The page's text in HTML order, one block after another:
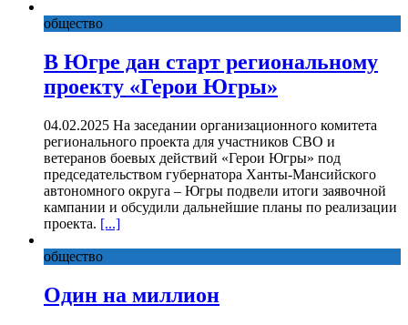
общество
В Югре дан старт региональному
проекту «Герои Югры»
04.02.2025 На заседании организационного комитета
регионального проекта для участников СВО и
ветеранов боевых действий «Герои Югры» под
председательством губернатора Ханты-Мансийского
автономного округа – Югры подвели итоги заявочной
кампании и обсудили дальнейшие планы по реализации
проекта. [...]
общество
Один на миллион